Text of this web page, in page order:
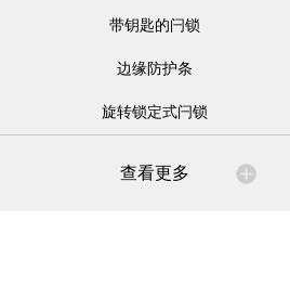
带钥匙的闩锁
边缘防护条
旋转锁定式闩锁
查看更多